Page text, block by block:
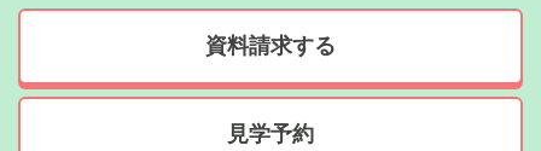
資料請求する
見学予約